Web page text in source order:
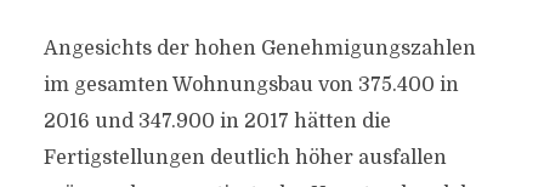
Angesichts der hohen Genehmigungszahlen
im gesamten Wohnungsbau von 375.400 in
2016 und 347.900 in 2017 hätten die
Fertigstellungen deutlich höher ausfallen